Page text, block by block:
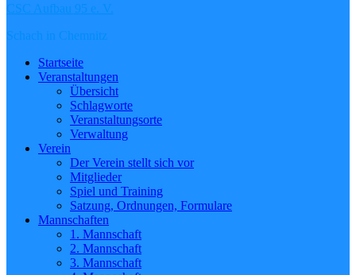
CSC Aufbau 95 e. V.
Schach in Chemnitz
Startseite
Veranstaltungen
Übersicht
Schlagworte
Veranstaltungsorte
Verwaltung
Verein
Der Verein stellt sich vor
Mitglieder
Spiel und Training
Satzung, Ordnungen, Formulare
Mannschaften
1. Mannschaft
2. Mannschaft
3. Mannschaft